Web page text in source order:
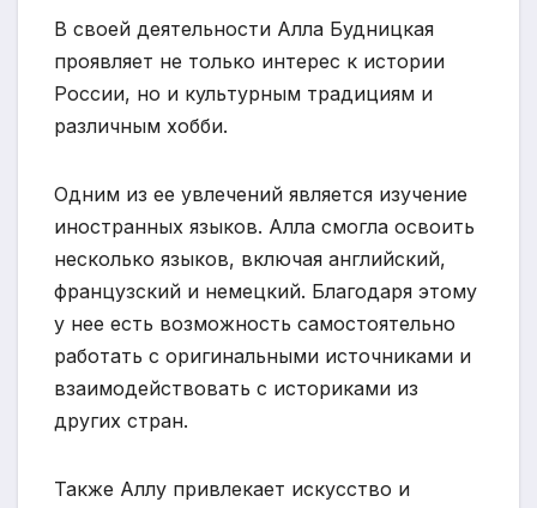
В своей деятельности Алла Будницкая
проявляет не только интерес к истории
России, но и культурным традициям и
различным хобби.
Одним из ее увлечений является изучение
иностранных языков. Алла смогла освоить
несколько языков, включая английский,
французский и немецкий. Благодаря этому
у нее есть возможность самостоятельно
работать с оригинальными источниками и
взаимодействовать с историками из
других стран.
Также Аллу привлекает искусство и